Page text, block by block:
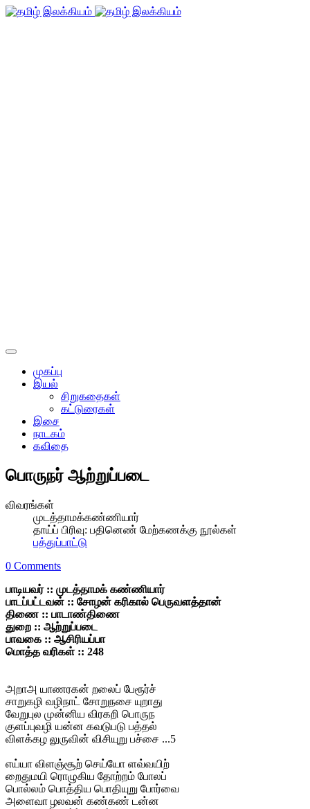
முகப்பு
இயல்
சிறுகதைகள்
கட்டுரைகள்
இசை
நாடகம்
கவிதை
பொருநர் ஆற்றுப்படை
விவரங்கள்
முடத்தாமக்கண்ணியார்
தாய்ப் பிரிவு: பதினெண் மேற்கணக்கு நூல்கள்
பத்துப்பாட்டு
0 Comments
பாடியவர் :: முடத்தாமக் கண்ணியார்
பாடப்பட்டவன் :: சோழன் கரிகால் பெருவளத்தான்
திணை :: பாடாண்திணை
துறை :: ஆற்றுப்படை
பாவகை :: ஆசிரியப்பா
மொத்த வரிகள் :: 248
அறாஅ யாணரகன் றலைப் பேரூர்ச்
சாறுகழி வழிநாட் சோறுநசை யுறாது
வேறுபுல முன்னிய விரகறி பொருந
குளப்புவழி யன்ன கவடுபடு பத்தல்
விளக்கழ லுருவின் விசியுறு பச்சை ...5
எய்யா விளஞ்சூற் செய்யோ ளவ்வயிற்
றைதுமயி ரொழுகிய தோற்றம் போலப்
பொல்லம் பொத்திய பொதியுறு போர்வை
அளைவா ழலவன் கண்கண் டன்ன